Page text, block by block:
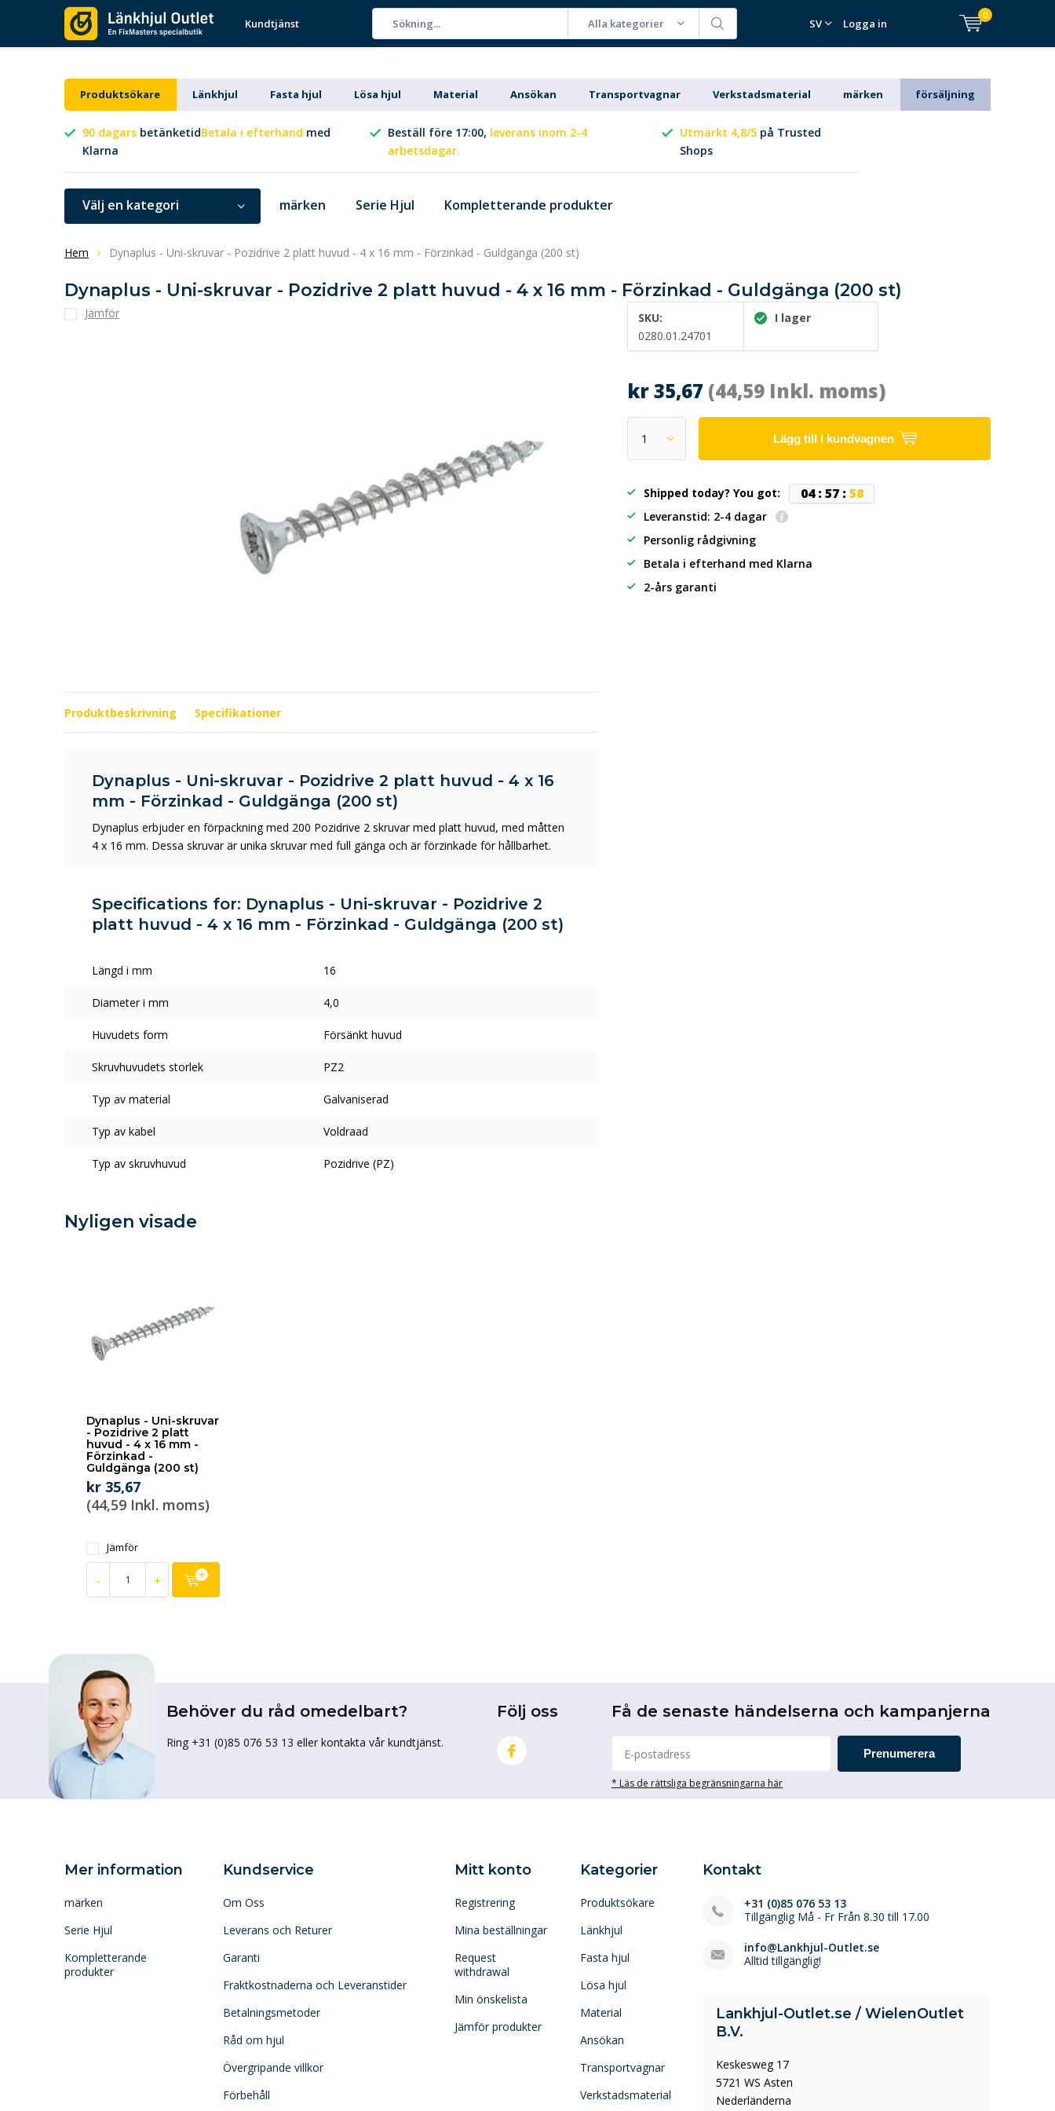
Kundtjänst Alla kategorier SV Logga in
0
Produktsökare Länkhjul Fasta hjul Lösa hjul Material Ansökan Transportvagnar Verkstadsmaterial märken försäljning
90 dagars betänketidBetala i efterhand med
Klarna
Beställ före 17:00, leverans inom 2-4
arbetsdagar.
Utmärkt 4,8/5 på Trusted
Shops
Välj en kategori märken Serie Hjul Kompletterande produkter
Hem Dynaplus - Uni-skruvar - Pozidrive 2 platt huvud - 4 x 16 mm - Förzinkad - Guldgänga (200 st)
Dynaplus - Uni-skruvar - Pozidrive 2 platt huvud - 4 x 16 mm - Förzinkad - Guldgänga (200 st)
Jämför
SKU:
0280.01.24701
I lager
kr 35,67 (44,59 Inkl. moms)
Lägg till i kundvagnen
Shipped today? You got: 04: 57: 57
Leveranstid: 2-4 dagar
Personlig rådgivning
Betala i efterhand med Klarna
2-års garanti
Produktbeskrivning Specifikationer
Dynaplus - Uni-skruvar - Pozidrive 2 platt huvud - 4 x 16
mm - Förzinkad - Guldgänga (200 st)
Dynaplus erbjuder en förpackning med 200 Pozidrive 2 skruvar med platt huvud, med måtten
4 x 16 mm. Dessa skruvar är unika skruvar med full gänga och är förzinkade för hållbarhet.
Specifications for: Dynaplus - Uni-skruvar - Pozidrive 2
platt huvud - 4 x 16 mm - Förzinkad - Guldgänga (200 st)
Längd i mm 16
Diameter i mm 4,0
Huvudets form Försänkt huvud
Skruvhuvudets storlek PZ2
Typ av material Galvaniserad
Typ av kabel Voldraad
Typ av skruvhuvud Pozidrive (PZ)
Nyligen visade
Dynaplus - Uni-skruvar
- Pozidrive 2 platt
huvud - 4 x 16 mm -
Förzinkad -
Guldgänga (200 st)
kr 35,67
(44,59 Inkl. moms)
Jämför
- +
Behöver du råd omedelbart?
Ring +31 (0)85 076 53 13 eller kontakta vår kundtjänst.
Följ oss Få de senaste händelserna och kampanjerna
Prenumerera
* Läs de rättsliga begränsningarna här
Mer information
märken
Serie Hjul
Kompletterande
produkter
Kundservice
Om Oss
Leverans och Returer
Garanti
Fraktkostnaderna och Leveranstider
Betalningsmetoder
Råd om hjul
Övergripande villkor
Förbehåll
Mitt konto
Registrering
Mina beställningar
Request
withdrawal
Min önskelista
Jämför produkter
Kategorier
Produktsökare
Länkhjul
Fasta hjul
Lösa hjul
Material
Ansökan
Transportvagnar
Verkstadsmaterial
Kontakt
+31 (0)85 076 53 13
Tillgänglig Må - Fr Från 8.30 till 17.00
info@Lankhjul-Outlet.se
Alltid tillgänglig!
Lankhjul-Outlet.se / WielenOutlet
B.V.
Keskesweg 17
5721 WS Asten
Nederländerna